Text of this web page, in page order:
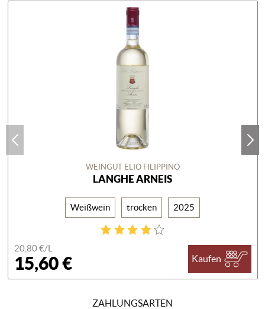
WEINGUT ELIO FILIPPINO
LANGHE ARNEIS
Weißwein trocken 2025
20,80 €/L
15,60 € Kaufen
ZAHLUNGSARTEN